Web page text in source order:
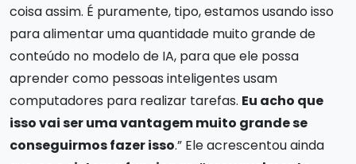
coisa assim. É puramente, tipo, estamos usando isso
para alimentar uma quantidade muito grande de
conteúdo no modelo de IA, para que ele possa
aprender como pessoas inteligentes usam
computadores para realizar tarefas. Eu acho que
isso vai ser uma vantagem muito grande se
conseguirmos fazer isso.” Ele acrescentou ainda